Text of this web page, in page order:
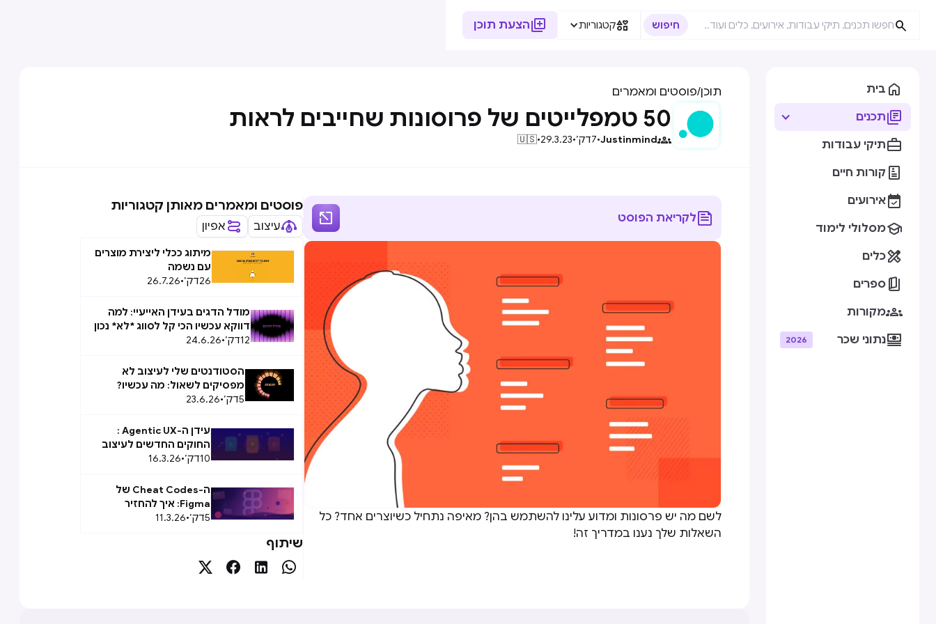

קטגוריות הצעת תוכן
 בית
תכנים
תיקי עבודות
 קורות חיים
אירועים
מסלולי לימוד
כלים
 ספרים
מקורות
נתוני שכר 2026
תוכן/פוסטים ומאמרים
50 טמפלייטים של פרוסונות שחייבים לראות

Justinmind
•
7דק׳•
29.3.23
•
🇺🇸
לקריאת הפוסט 
לשם מה יש פרסונות ומדוע עלינו להשתמש בהן? מאיפה נתחיל כשיוצרים אחד? כל
השאלות שלך נענו במדריך זה!
פוסטים ומאמרים מאותן קטגוריות
עיצוב אפיון
מיתוג ככלי ליצירת מוצרים
עם נשמה
26דק׳•
26.7.26
מודל הדגים בעידן האייעיי: למה
דווקא עכשיו הכי קל לסווג *לא* נכון
12דק׳•
24.6.26
הסטודנטים שלי לעיצוב לא
מפסיקים לשאול: מה עכשיו?
5דק׳•
23.6.26
עידן ה-Agentic UX :
החוקים החדשים לעיצוב
Agent Experience (AX)
10דק׳•
16.3.26
ה-Cheat Codes של
Figma: איך להחזיר
לעצמכם שעתיים ביום
5דק׳•
11.3.26
שיתוף



